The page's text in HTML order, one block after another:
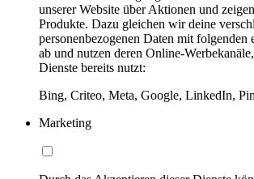
unserer Website über Aktionen und
Produkte. Dazu gleichen wir deine
personenbezogenen Daten mit folgenden
ab und nutzen deren Online-
Dienste bereits nutzt:
Bing, Criteo, Meta, Google, LinkedIn,
Marketing